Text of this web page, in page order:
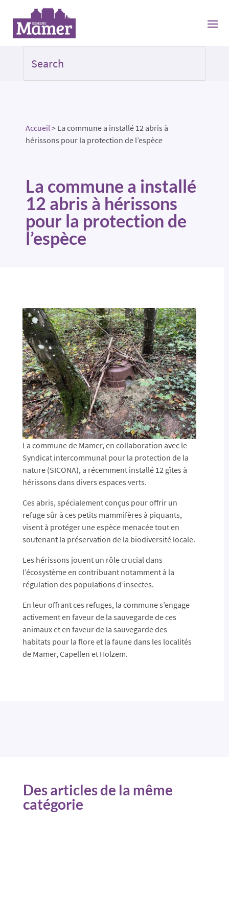
Accueil> La commune a installé 12 abris à
hérissons pour la protection de l’espèce
La commune a installé
12 abris à hérissons
pour la protection de
l’espèce
La commune de Mamer, en collaboration avec le
Syndicat intercommunal pour la protection de la
nature (SICONA), a récemment installé 12 gîtes à
hérissons dans divers espaces verts.
Ces abris, spécialement conçus pour offrir un
refuge sûr à ces petits mammifères à piquants,
visent à protéger une espèce menacée tout en
soutenant la préservation de la biodiversité locale.
Les hérissons jouent un rôle crucial dans
l’écosystème en contribuant notamment à la
régulation des populations d’insectes.
En leur offrant ces refuges, la commune s’engage
activement en faveur de la sauvegarde de ces
animaux et en faveur de la sauvegarde des
habitats pour la flore et la faune dans les localités
de Mamer, Capellen et Holzem.
Des articles de la même
catégorie